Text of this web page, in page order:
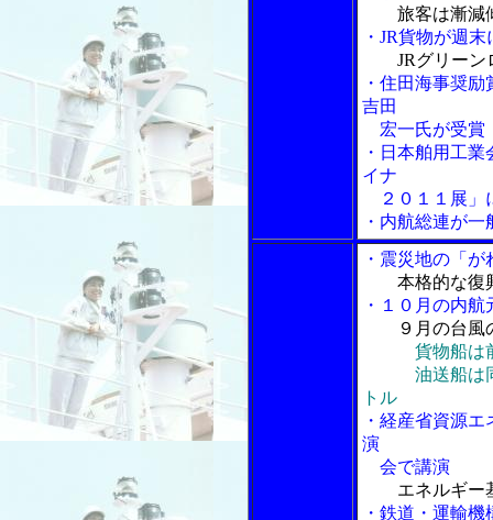
旅客は漸減
・JR貨物が週
JRグリー
・住田海事奨
吉田
宏一氏が受賞
・日本舶用工
イナ
２０１１展」
・内航総連が
・震災地の「
本格的な復
・１０月の内
９月の台風
貨物船は
油送船は同
トル
・経産省資源
演
会で講演
エネルギー
・鉄道・運輸